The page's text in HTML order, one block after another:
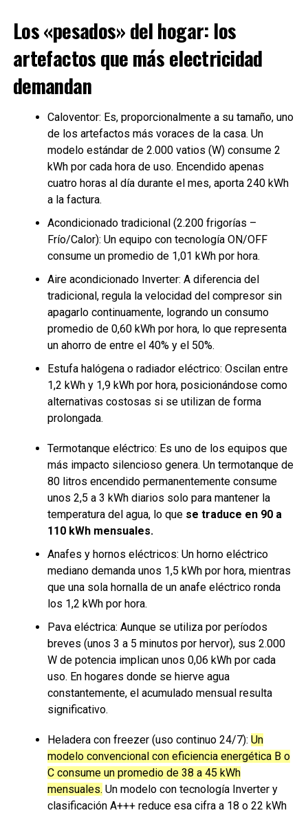
Los «pesados» del hogar: los
artefactos que más electricidad
demandan
Caloventor: Es, proporcionalmente a su tamaño, uno
de los artefactos más voraces de la casa. Un
modelo estándar de 2.000 vatios (W) consume 2
kWh por cada hora de uso. Encendido apenas
cuatro horas al día durante el mes, aporta 240 kWh
a la factura.
Acondicionado tradicional (2.200 frigorías –
Frío/Calor): Un equipo con tecnología ON/OFF
consume un promedio de 1,01 kWh por hora.
Aire acondicionado Inverter: A diferencia del
tradicional, regula la velocidad del compresor sin
apagarlo continuamente, logrando un consumo
promedio de 0,60 kWh por hora, lo que representa
un ahorro de entre el 40% y el 50%.
Estufa halógena o radiador eléctrico: Oscilan entre
1,2 kWh y 1,9 kWh por hora, posicionándose como
alternativas costosas si se utilizan de forma
prolongada.
Termotanque eléctrico: Es uno de los equipos que
más impacto silencioso genera. Un termotanque de
80 litros encendido permanentemente consume
unos 2,5 a 3 kWh diarios solo para mantener la
temperatura del agua, lo quese traduce en 90 a
110 kWh mensuales.
Anafes y hornos eléctricos: Un horno eléctrico
mediano demanda unos 1,5 kWh por hora, mientras
que una sola hornalla de un anafe eléctrico ronda
los 1,2 kWh por hora.
Pava eléctrica: Aunque se utiliza por períodos
breves (unos 3 a 5 minutos por hervor), sus 2.000
W de potencia implican unos 0,06 kWh por cada
uso. En hogares donde se hierve agua
constantemente, el acumulado mensual resulta
significativo.
Heladera con freezer (uso continuo 24/7): Un
modelo convencional con eficiencia energética B o
C consume un promedio de 38 a 45 kWh
mensuales. Un modelo con tecnología Inverter y
clasificación A+++ reduce esa cifra a 18 o 22 kWh